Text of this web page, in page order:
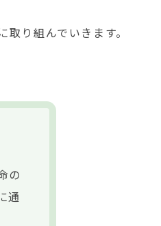
り組んでいきます。
の
通